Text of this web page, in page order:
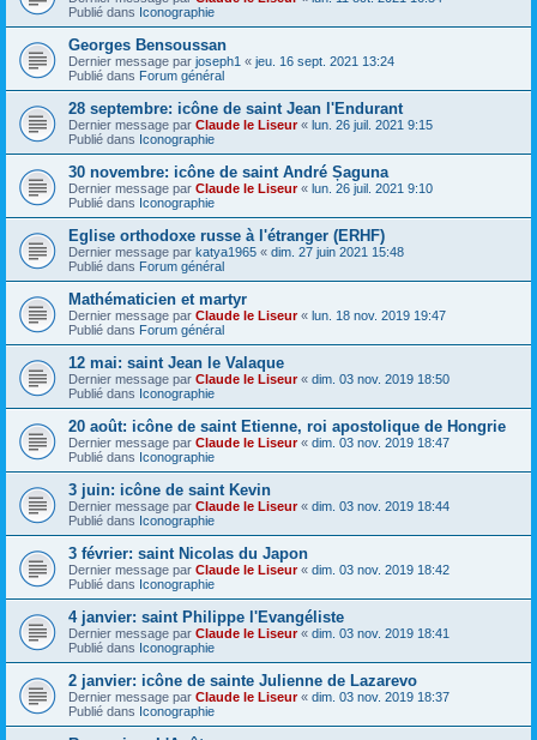
Publié dans Iconographie
Georges Bensoussan
Dernier message par joseph1 « jeu. 16 sept. 2021 13:24
Publié dans Forum général
28 septembre: icône de saint Jean l'Endurant
Dernier message par Claude le Liseur« lun. 26 juil. 2021 9:15
Publié dans Iconographie
30 novembre: icône de saint André Șaguna
Dernier message par Claude le Liseur« lun. 26 juil. 2021 9:10
Publié dans Iconographie
Eglise orthodoxe russe à l'étranger (ERHF)
Dernier message par katya1965 « dim. 27 juin 2021 15:48
Publié dans Forum général
Mathématicien et martyr
Dernier message par Claude le Liseur« lun. 18 nov. 2019 19:47
Publié dans Forum général
12 mai: saint Jean le Valaque
Dernier message par Claude le Liseur« dim. 03 nov. 2019 18:50
Publié dans Iconographie
20 août: icône de saint Etienne, roi apostolique de Hongrie
Dernier message par Claude le Liseur« dim. 03 nov. 2019 18:47
Publié dans Iconographie
3 juin: icône de saint Kevin
Dernier message par Claude le Liseur« dim. 03 nov. 2019 18:44
Publié dans Iconographie
3 février: saint Nicolas du Japon
Dernier message par Claude le Liseur« dim. 03 nov. 2019 18:42
Publié dans Iconographie
4 janvier: saint Philippe l'Evangéliste
Dernier message par Claude le Liseur« dim. 03 nov. 2019 18:41
Publié dans Iconographie
2 janvier: icône de sainte Julienne de Lazarevo
Dernier message par Claude le Liseur« dim. 03 nov. 2019 18:37
Publié dans Iconographie